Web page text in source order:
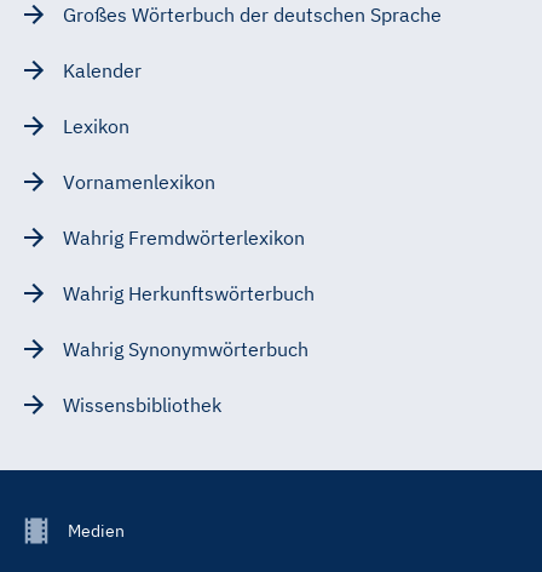
Großes Wörterbuch der deutschen Sprache
Kalender
Lexikon
Vornamenlexikon
Wahrig Fremdwörterlexikon
Wahrig Herkunftswörterbuch
Wahrig Synonymwörterbuch
Wissensbibliothek
FooterMedien